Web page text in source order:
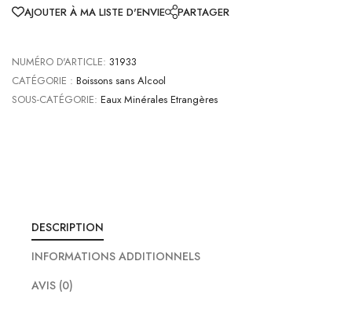
AJOUTER À MA LISTE D'ENVIE PARTAGER
NUMÉRO D'ARTICLE: 31933
CATÉGORIE : Boissons sans Alcool
SOUS-CATÉGORIE: Eaux Minérales Etrangères
DESCRIPTION
INFORMATIONS ADDITIONNELS
AVIS (0)